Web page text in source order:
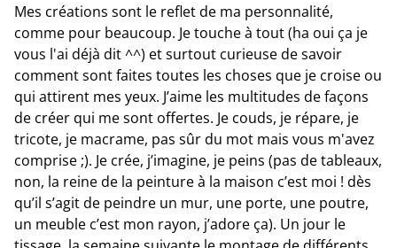
Mes créations sont le reflet de ma personnalité,
comme pour beaucoup. Je touche à tout (ha oui ça je
vous l'ai déjà dit ^^) et surtout curieuse de savoir
comment sont faites toutes les choses que je croise ou
qui attirent mes yeux. J’aime les multitudes de façons
de créer qui me sont offertes. Je couds, je répare, je
tricote, je macrame, pas sûr du mot mais vous m'avez
comprise ;). Je crée, j’imagine, je peins (pas de tableaux,
non, la reine de la peinture à la maison c’est moi ! dès
qu’il s’agit de peindre un mur, une porte, une poutre,
un meuble c’est mon rayon, j’adore ça). Un jour le